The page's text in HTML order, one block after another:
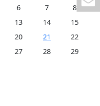
6 7
8
13 14
15
20 21
22
27 28
29